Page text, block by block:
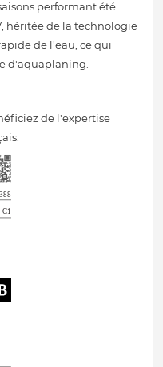
performant été
héritée de la technologie
de l'eau, ce qui
d'aquaplaning.
de l'expertise